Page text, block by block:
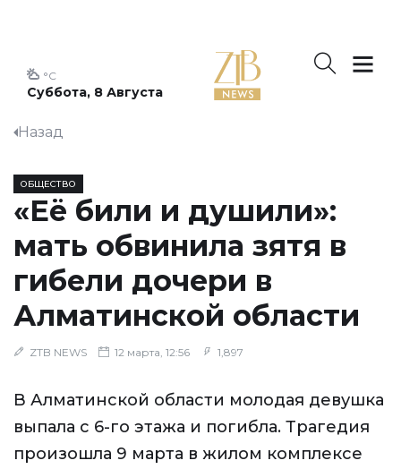
Суббота, 8 Августа
°C
Назад
ОБЩЕСТВО
«Её били и душили»:
мать обвинила зятя в
гибели дочери в
Алматинской области
ZTB NEWS 12 марта, 12:56 1,897
В Алматинской области молодая девушка
выпала с 6-го этажа и погибла. Трагедия
произошла 9 марта в жилом комплексе